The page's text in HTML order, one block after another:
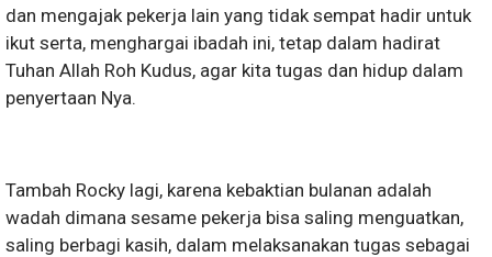
dan mengajak pekerja lain yang tidak sempat hadir untuk
ikut serta, menghargai ibadah ini, tetap dalam hadirat
Tuhan Allah Roh Kudus, agar kita tugas dan hidup dalam
penyertaan Nya.
Tambah Rocky lagi, karena kebaktian bulanan adalah
wadah dimana sesame pekerja bisa saling menguatkan,
saling berbagi kasih, dalam melaksanakan tugas sebagai